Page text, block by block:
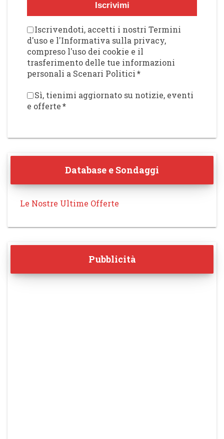
Iscrivimi
Iscrivendoti, accetti i nostri Termini
d'uso e l'Informativa sulla privacy,
compreso l'uso dei cookie e il
trasferimento delle tue informazioni
personali a Scenari Politici*
Sì, tienimi aggiornato su notizie, eventi
e offerte*
Database e Sondaggi
Le Nostre Ultime Offerte
Pubblicità